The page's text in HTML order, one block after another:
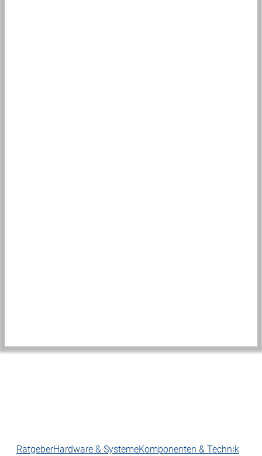
RatgeberHardware & SystemeKomponenten & Technik